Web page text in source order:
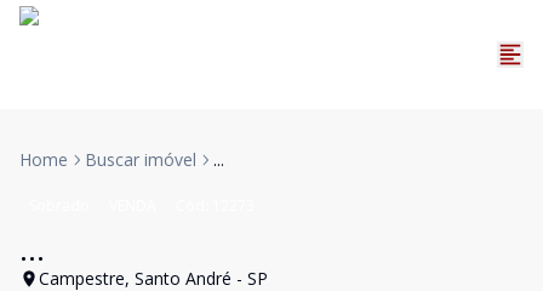
Home Buscar imóvel ...
...
Campestre, Santo André - SP